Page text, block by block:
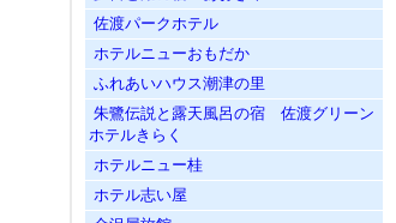
佐渡パークホテル
ホテルニューおもだか
ふれあいハウス潮津の里
朱鷺伝説と露天風呂の宿 佐渡グリーン
ホテルきらく
ホテルニュー桂
ホテル志い屋